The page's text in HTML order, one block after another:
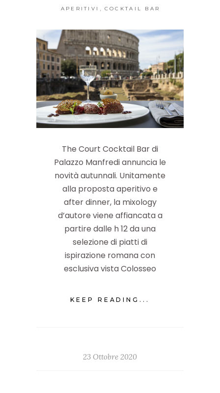
APERITIVI COCKTAIL BAR
The Court Cocktail Bar di
Palazzo Manfredi annuncia le
novità autunnali. Unitamente
alla proposta aperitivo e
after dinner, la mixology
d’autore viene affiancata a
partire dalle h 12 da una
selezione di piatti di
ispirazione romana con
esclusiva vista Colosseo
KEEP READING...
23 Ottobre 2020